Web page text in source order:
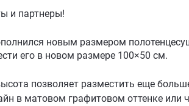
и партнеры!
новым размером
его в новом размере 100×50 см.
позволяет разместить еще
в матовом графитовом оттенке или